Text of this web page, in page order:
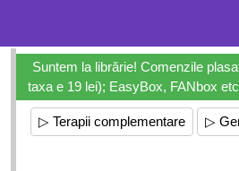
Suntem la librărie! Comenzile
taxa e 19 lei); EasyBox, FANbox
▷ Terapii complementare ▷